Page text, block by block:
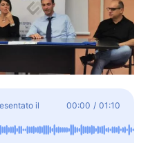
il
00:00 / 01:10